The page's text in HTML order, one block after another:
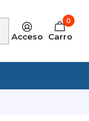
Acceso
0
Carro